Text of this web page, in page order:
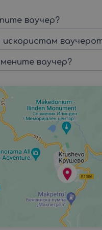
ваучер?
искористам
ваучер?